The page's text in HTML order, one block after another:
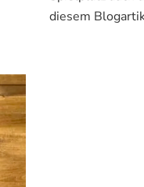
diesem